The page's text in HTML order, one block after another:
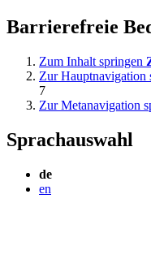
Barrierefreie
Zum Inhalt springen
Zur Hauptnavigation
7
Zur Metanavigation
Sprachauswahl
de
en